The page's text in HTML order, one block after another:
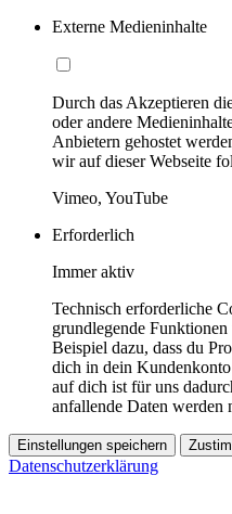
Externe Medieninhalte
Durch das Akzeptieren
oder andere
Anbietern gehostet
wir auf dieser Webseite
Vimeo, YouTube
Erforderlich
Immer aktiv
Technisch erforderliche
grundlegende
Beispiel dazu, dass du
dich in dein
auf dich ist für uns
anfallende Daten werden
Einstellungen speichern
Datenschutzerklärung